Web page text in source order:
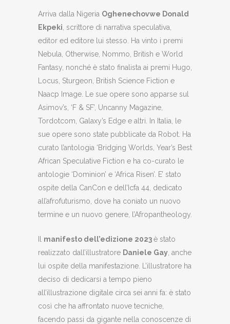
Arriva dalla Nigeria Oghenechovwe Donald
Ekpeki , scrittore di narrativa speculativa,
editor ed editore lui stesso. Ha vinto i premi
Nebula, Otherwise, Nommo, British e World
Fantasy, nonché è stato finalista ai premi Hugo,
Locus, Sturgeon, British Science Fiction e
Naacp Image. Le sue opere sono apparse sul
Asimov’s, ‘F & SF’, Uncanny Magazine,
Tordotcom, Galaxy’s Edge e altri. In Italia, le
sue opere sono state pubblicate da Robot. Ha
curato l’antologia ‘Bridging Worlds, Year’s Best
African Speculative Fiction e ha co-curato le
antologie ‘Dominion’ e ‘Africa Risen’. E’ stato
ospite della CanCon e dell’Icfa 44, dedicato
all’afrofuturismo, dove ha coniato un nuovo
termine e un nuovo genere, l’Afropantheology.
Il manifesto dell’edizione 2023è stato
realizzato dall’illustratore Daniele Gay , anche
lui ospite della manifestazione. L’illustratore ha
deciso di dedicarsi a tempo pieno
all’illustrazione digitale circa sei anni fa: è stato
così che ha affrontato nuove tecniche,
facendo passi da gigante nella conoscenze di